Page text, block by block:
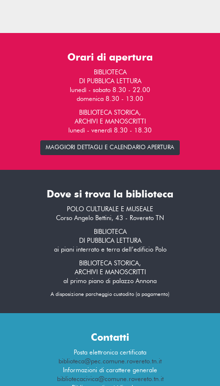
Orari di apertura
BIBLIOTECA
DI PUBBLICA LETTURA
lunedì - sabato 8.30 - 22.00
domenica 8.30 - 13.00
BIBLIOTECA STORICA,
ARCHIVI E MANOSCRITTI
lunedì - venerdì 8.30 - 18.30
MAGGIORI DETTAGLI E CALENDARIO APERTURA
Dove si trova la biblioteca
POLO CULTURALE E MUSEALE
Corso Angelo Bettini, 43 - Rovereto TN
BIBLIOTECA
DI PUBBLICA LETTURA
ai piani interrato e terra dell’edificio Polo
BIBLIOTECA STORICA,
ARCHIVI E MANOSCRITTI
al primo piano di palazzo Annona
A disposizione parcheggio custodito (a pagamento)
Contatti
Posta elettronica certificata
biblioteca@pec.comune.rovereto.tn.it
Informazioni di carattere generale
bibliotecacivica@comune.rovereto.tn.it